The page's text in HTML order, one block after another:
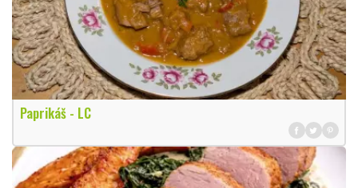
Paprikáš - LC